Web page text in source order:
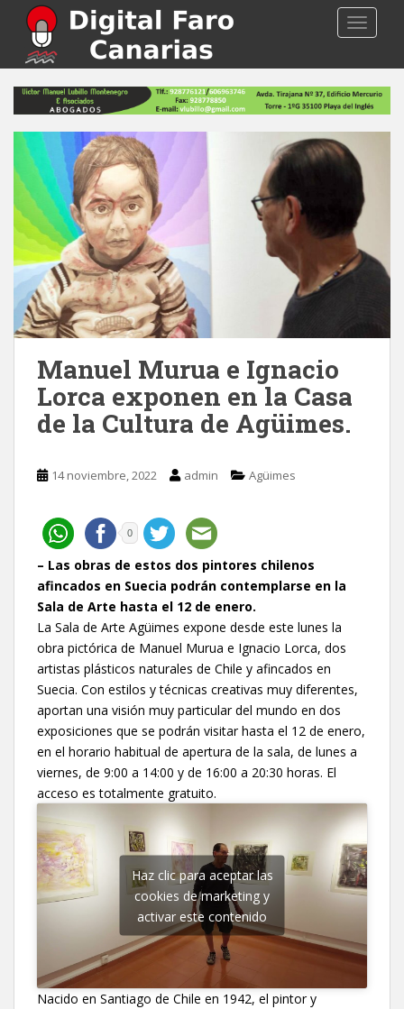
p
Manuel Murua e Ignacio
Lorca exponen en la Casa
de la Cultura de Agüimes.
14 noviembre, 2022 admin Agüimes
0
– Las obras de estos dos pintores chilenos
afincados en Suecia podrán contemplarse en la
Sala de Arte hasta el 12 de enero.
La Sala de Arte Agüimes expone desde este lunes la
obra pictórica de Manuel Murua e Ignacio Lorca, dos
artistas plásticos naturales de Chile y afincados en
Suecia. Con estilos y técnicas creativas muy diferentes,
aportan una visión muy particular del mundo en dos
exposiciones que se podrán visitar hasta el 12 de enero,
en el horario habitual de apertura de la sala, de lunes a
viernes, de 9:00 a 14:00 y de 16:00 a 20:30 horas. El
acceso es totalmente gratuito.
Haz clic para aceptar las
cookies de marketing y
activar este contenido
Nacido en Santiago de Chile en 1942, el pintor y